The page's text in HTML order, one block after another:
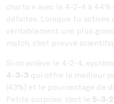
charts » avec le 4-2-4 à
défaites. Lorsque tu actives
véritablement une plus
match, c'est prouvé
Si on enlève le 4-2-4,
4-3-3 qui offre le meilleur
(43%) et le pourcentage de
Petite surprise, c’est le 5-3-2